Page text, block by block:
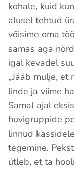
kohale, kuid
alusel tehtud
võisime oma
samas aga
igal kevadel
„Jääb mulje,
linde ja viime
Samal ajal
huvigruppide
linnud
tegemine.
ütleb, et ta